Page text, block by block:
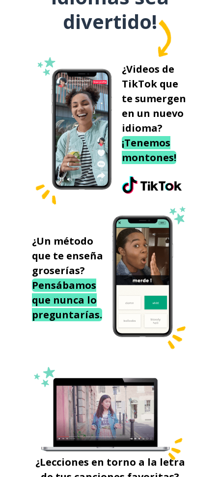
divertido!
¿Videos de
TikTok que
te sumergen
en un nuevo
idioma?
¡Tenemos
montones!
¿Un método
que te enseña
groserías?
Pensábamos
que nunca lo
preguntarías.
¿Lecciones en torno a la letra